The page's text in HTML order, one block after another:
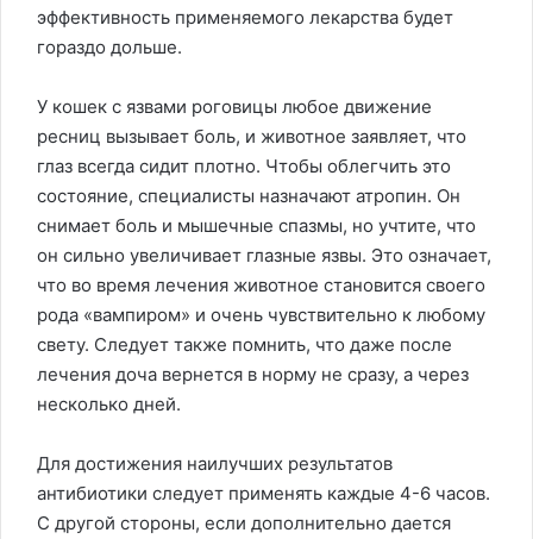
эффективность применяемого лекарства будет
гораздо дольше.
У кошек с язвами роговицы любое движение
ресниц вызывает боль, и животное заявляет, что
глаз всегда сидит плотно. Чтобы облегчить это
состояние, специалисты назначают атропин. Он
снимает боль и мышечные спазмы, но учтите, что
он сильно увеличивает глазные язвы. Это означает,
что во время лечения животное становится своего
рода «вампиром» и очень чувствительно к любому
свету. Следует также помнить, что даже после
лечения доча вернется в норму не сразу, а через
несколько дней.
Для достижения наилучших результатов
антибиотики следует применять каждые 4-6 часов.
С другой стороны, если дополнительно дается